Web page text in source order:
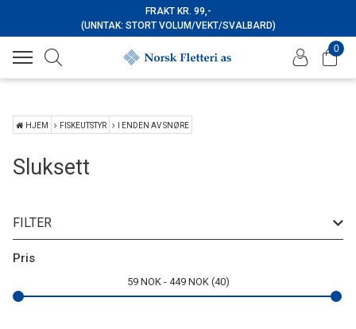
FRAKT KR. 99,-
(UNNTAK: STORT VOLUM/VEKT/SVALBARD)
0
HJEM FISKEUTSTYR I ENDEN AV SNØRE
Sluksett
FILTER
Merke
Pris
59 NOK 449 NOK 40